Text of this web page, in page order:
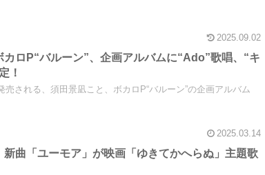
2025.09.02
カロP“バルーン”、企画アルバムに“Ado”歌唱、“キ
！
売される、須田景凪こと、ボカロP“バルーン”の企画アルバム
2025.03.14
新曲「ユーモア」が映画「ゆきてかへらぬ」主題歌